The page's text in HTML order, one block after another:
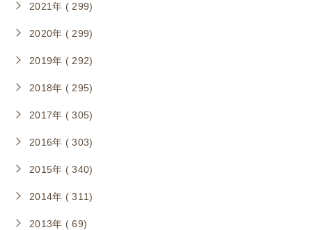
2021年 ( 299)
2020年 ( 299)
2019年 ( 292)
2018年 ( 295)
2017年 ( 305)
2016年 ( 303)
2015年 ( 340)
2014年 ( 311)
2013年 ( 69)